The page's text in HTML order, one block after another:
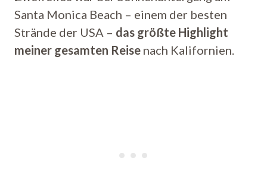
Santa Monica Beach – einem der besten
Strände der USA – das größte Highlight
meiner gesamten Reise nach Kalifornien.